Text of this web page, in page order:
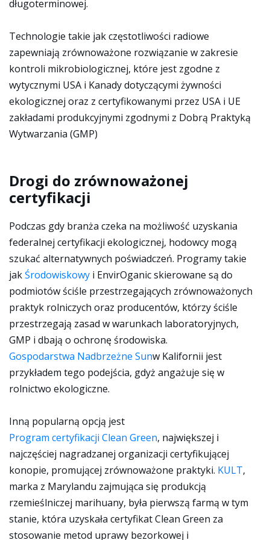
długoterminowej.
Technologie takie jak częstotliwości radiowe
zapewniają zrównoważone rozwiązanie w zakresie
kontroli mikrobiologicznej, które jest zgodne z
wytycznymi USA i Kanady dotyczącymi żywności
ekologicznej oraz z certyfikowanymi przez USA i UE
zakładami produkcyjnymi zgodnymi z Dobrą Praktyką
Wytwarzania (GMP)
Drogi do zrównoważonej
certyfikacji
Podczas gdy branża czeka na możliwość uzyskania
federalnej certyfikacji ekologicznej, hodowcy mogą
szukać alternatywnych poświadczeń. Programy takie
jakŚrodowiskowy i EnvirOganic skierowane są do
podmiotów ściśle przestrzegających zrównoważonych
praktyk rolniczych oraz producentów, którzy ściśle
przestrzegają zasad w warunkach laboratoryjnych,
GMP i dbają o ochronę środowiska.
Gospodarstwa Nadbrzeżne Sunw Kalifornii jest
przykładem tego podejścia, gdyż angażuje się w
rolnictwo ekologiczne.
Inną popularną opcją jest
Program certyfikacji Clean Green, największej i
najczęściej nagradzanej organizacji certyfikującej
konopie, promującej zrównoważone praktyki. KULT,
marka z Marylandu zajmująca się produkcją
rzemieślniczej marihuany, była pierwszą farmą w tym
stanie, która uzyskała certyfikat Clean Green za
stosowanie metod uprawy bezorkowej i